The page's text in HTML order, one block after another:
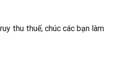
thu thuế, chúc các bạn làm